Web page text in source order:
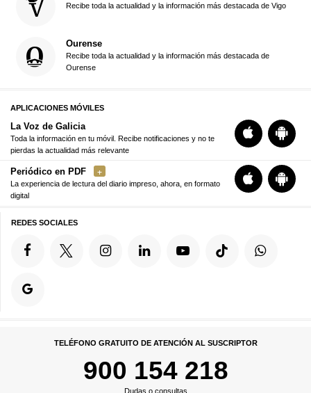
Recibe toda la actualidad y la información más destacada de Vigo
Ourense
Recibe toda la actualidad y la información más destacada de
Ourense
APLICACIONES MÓVILES
La Voz de Galicia
Toda la información en tu móvil. Recibe notificaciones y no te
pierdas la actualidad más relevante
Periódico en PDF
La experiencia de lectura del diario impreso, ahora, en formato
digital
REDES SOCIALES
TELÉFONO GRATUITO DE ATENCIÓN AL SUSCRIPTOR
900 154 218
Dudas o consultas